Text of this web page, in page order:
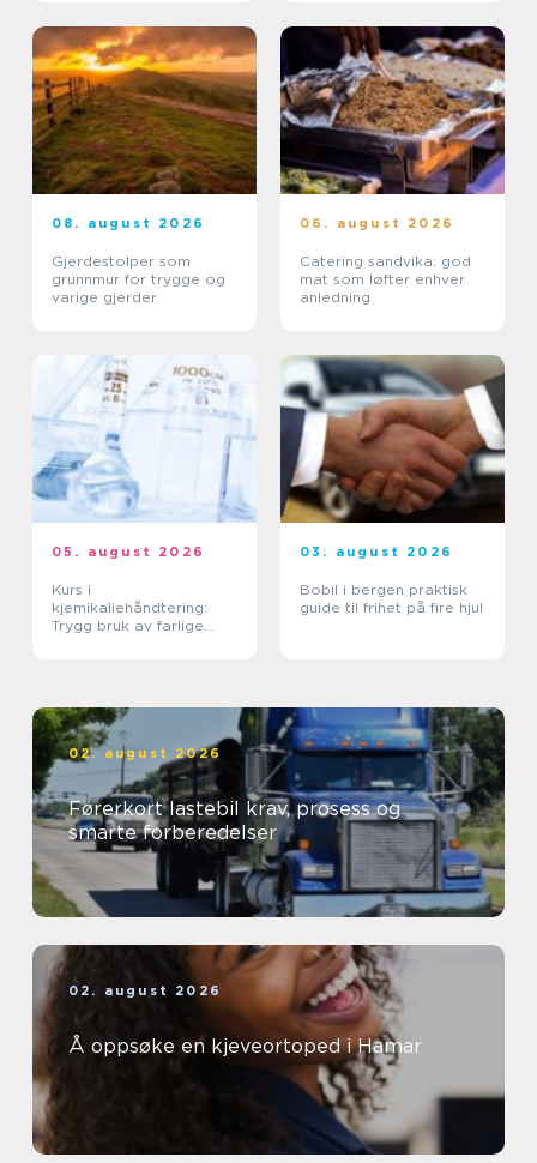
08. august 2026
Gjerdestolper som
grunnmur for trygge og
varige gjerder
06. august 2026
Catering sandvika: god
mat som løfter enhver
anledning
05. august 2026
Kurs i
kjemikaliehåndtering:
Trygg bruk av farlige
03. august 2026
Bobil i bergen praktisk
guide til frihet på fire hjul
02. august 2026
Førerkort lastebil krav, prosess og
smarte forberedelser
02. august 2026
Å oppsøke en kjeveortoped i Hamar